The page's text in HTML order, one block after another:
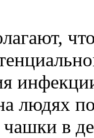
людях
в